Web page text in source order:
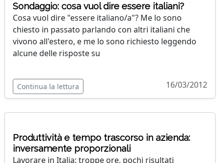
Sondaggio: cosa vuol dire essere italiani?
Cosa vuol dire "essere italiano/a"? Me lo sono
chiesto in passato parlando con altri italiani che
vivono all'estero, e me lo sono richiesto leggendo
alcune delle risposte su
Continua la lettura 16/03/2012
Produttività e tempo trascorso in azienda:
inversamente proporzionali
Lavorare in Italia: troppe ore, pochi risultati